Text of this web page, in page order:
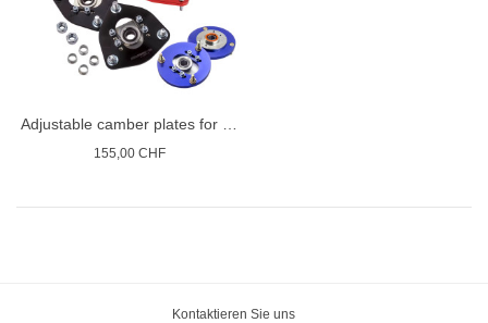
155,00 CHF
Kontaktieren Sie uns